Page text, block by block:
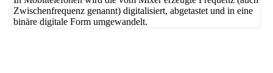
Zwischenfrequenz genannt) digitalisiert, abgetastet und in eine
binäre digitale Form umgewandelt.